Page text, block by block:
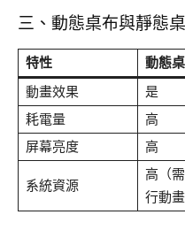
三、動態桌布與靜態
特性 動態
動畫效果
是
耗電量
高
屏幕亮度
高
系統資源
高（
行動畫